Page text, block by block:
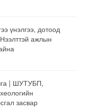
үнэлгээ, дотоод
ажлын
| ШУТУБП,
засвар